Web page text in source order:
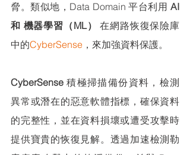
脅。類似地，Data Domain 平台利用 AI
和 機器學習（ML）
在網路恢復保險庫
中的CyberSense ，來加強資料保護。
CyberSense 積極掃描備份資料，檢測
異常或潛在的惡意軟體指標，確保資料
的完整性，並在資料損壞或遭受攻擊時
提供寶貴的恢復見解。透過加速檢測勒